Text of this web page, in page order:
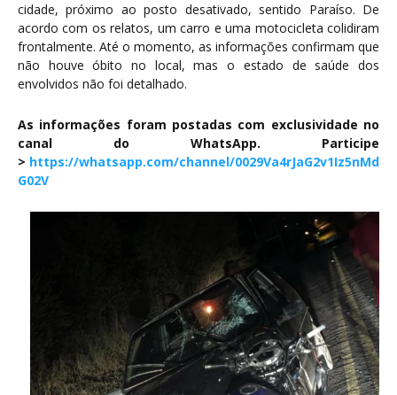
cidade, próximo ao posto desativado, sentido Paraíso. De
acordo com os relatos, um carro e uma motocicleta colidiram
frontalmente. Até o momento, as informações confirmam que
não houve óbito no local, mas o estado de saúde dos
envolvidos não foi detalhado.
As informações foram postadas com exclusividade no
canal do WhatsApp. Participe
> https://whatsapp.com/channel/0029Va4rJaG2v1Iz5nMd
G02V